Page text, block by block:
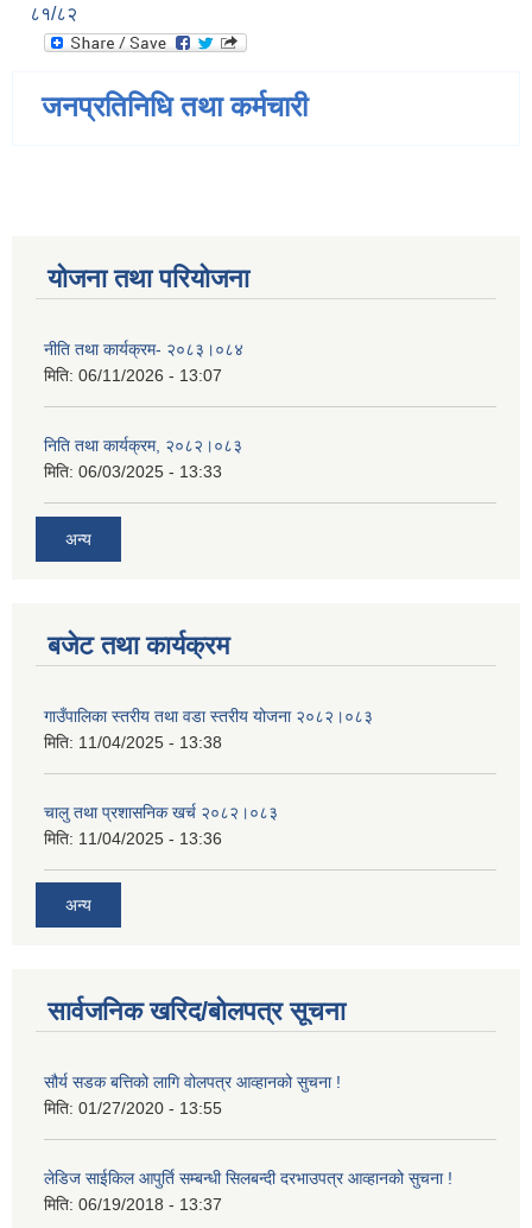
८१/८२
जनप्रतिनिधि तथा कर्मचारी
योजना तथा परियोजना
नीति तथा कार्यक्रम- २०८३।०८४
मिति: 06/11/2026 - 13:07
निति तथा कार्यक्रम, २०८२।०८३
मिति: 06/03/2025 - 13:33
अन्य
बजेट तथा कार्यक्रम
गाउँपालिका स्तरीय तथा वडा स्तरीय योजना २०८२।०८३
मिति: 11/04/2025 - 13:38
चालु तथा प्रशासनिक खर्च २०८२।०८३
मिति: 11/04/2025 - 13:36
अन्य
सार्वजनिक खरिद/बोलपत्र सूचना
सौर्य सडक बत्तिको लागि वोलपत्र आव्हानको सुचना !
मिति: 01/27/2020 - 13:55
लेडिज साईकिल आपुर्ति सम्बन्धी सिलबन्दी दरभाउपत्र आव्हानको सुचना !
मिति: 06/19/2018 - 13:37